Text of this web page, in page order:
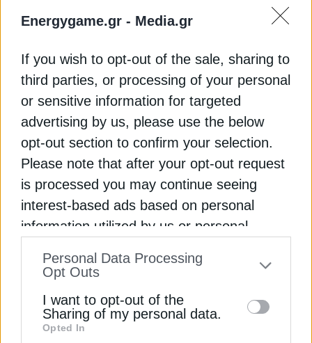
Energygame.gr - Media.gr
If you wish to opt-out of the sale, sharing to
third parties, or processing of your personal
or sensitive information for targeted
advertising by us, please use the below
opt-out section to confirm your selection.
Please note that after your opt-out request
is processed you may continue seeing
interest-based ads based on personal
information utilized by us or personal
to your opt-out. You may separately opt-out
information by third parties on the IAB’s list
of downstream participants. This
Personal Data Processing
Opt Outs
I want to opt-out of the
Sharing of my personal data.
Opted In
ΔΕΊΤΕ ΕΠΊΣΗΣ
ΤΕΧΝΟΛΟΓΙΑ
Πολύ φιλόδοξο το σχέδιο της ΕΕ για
ανακύκλωση μπαταριών
1 Οκτωβρίου 2024